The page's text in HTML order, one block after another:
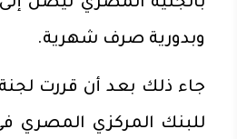
وبدورية صرف شهرية.
جاء ذلك بعد أن قررت
للبنك المركزي المصري